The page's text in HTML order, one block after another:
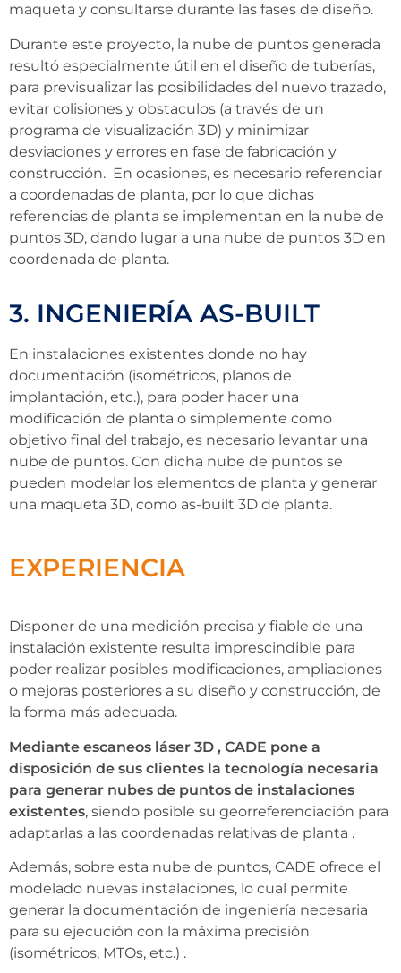
maqueta y consultarse durante las fases de diseño.
Durante este proyecto, la nube de puntos generada
resultó especialmente útil en el diseño de tuberías,
para previsualizar las posibilidades del nuevo trazado,
evitar colisiones y obstaculos (a través de un
programa de visualización 3D) y minimizar
desviaciones y errores en fase de fabricación y
construcción. En ocasiones, es necesario referenciar
a coordenadas de planta, por lo que dichas
referencias de planta se implementan en la nube de
puntos 3D, dando lugar a una nube de puntos 3D en
coordenada de planta.
3. INGENIERÍA AS-BUILT
En instalaciones existentes donde no hay
documentación (isométricos, planos de
implantación, etc.), para poder hacer una
modificación de planta o simplemente como
objetivo final del trabajo, es necesario levantar una
nube de puntos. Con dicha nube de puntos se
pueden modelar los elementos de planta y generar
una maqueta 3D, como as-built 3D de planta.
EXPERIENCIA
Disponer de una medición precisa y fiable de una
instalación existente resulta imprescindible para
poder realizar posibles modificaciones, ampliaciones
o mejoras posteriores a su diseño y construcción, de
la forma más adecuada.
Mediante escaneos láser 3D , CADE pone a
disposición de sus clientes la tecnología necesaria
para generar nubes de puntos de instalaciones
existentes, siendo posible su georreferenciación para
adaptarlas a las coordenadas relativas de planta .
Además, sobre esta nube de puntos, CADE ofrece el
modelado nuevas instalaciones, lo cual permite
generar la documentación de ingeniería necesaria
para su ejecución con la máxima precisión
(isométricos, MTOs, etc.) .